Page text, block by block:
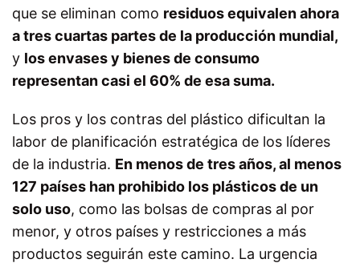
que se eliminan como residuos equivalen ahora
a tres cuartas partes de la producción mundial,
y los envases y bienes de consumo
representan casi el 60% de esa suma.
Los pros y los contras del plástico dificultan la
labor de planificación estratégica de los líderes
de la industria. En menos de tres años, al menos
127 países han prohibido los plásticos de un
solo uso, como las bolsas de compras al por
menor, y otros países y restricciones a más
productos seguirán este camino. La urgencia